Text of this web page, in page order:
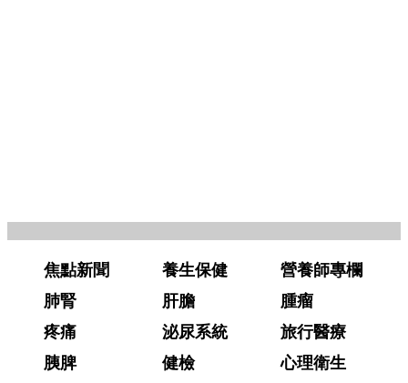
焦點新聞 養生保健
營養師專欄
肺腎
肝膽
腫瘤
疼痛
泌尿系統
旅行醫療
胰脾
健檢
心理衛生